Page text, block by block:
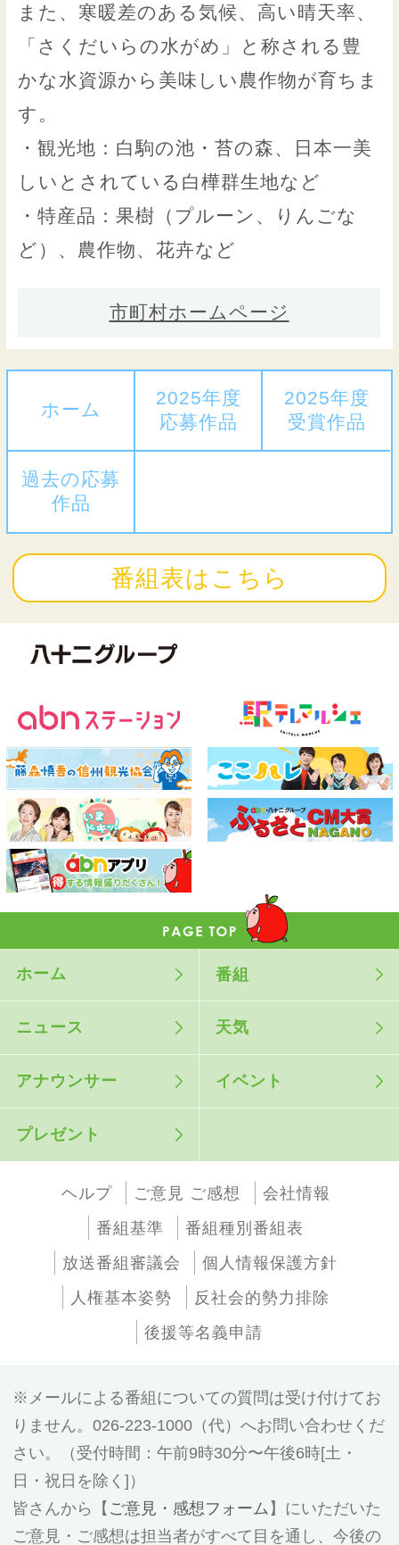
また、寒暖差のある気候、高い晴天率、
「さくだいらの水がめ」と称される豊
かな水資源から美味しい農作物が育ちま
す。
・観光地：白駒の池・苔の森、日本一美
しいとされている白樺群生地など
・特産品：果樹（プルーン、りんごな
ど）、農作物、花卉など
市町村ホームページ
ホーム
2025年度
応募作品
2025年度
受賞作品
過去の応募
作品
番組表はこちら
ホーム 番組
ニュース 天気
アナウンサー イベント
プレゼント
ヘルプ ご意見 ご感想
会社情報
番組基準
番組種別番組表
放送番組審議会
個人情報保護方針
人権基本姿勢
反社会的勢力排除
後援等名義申請
メールによる番組についての質問は受け付けてお
りません。026-223-1000（代）へお問い合わせくだ
さい。（受付時間：午前9時30分〜午後6時[土・
日・祝日を除く]）
皆さんから【 ご意見・感想フォーム 】にいただいた
ご意見・ご感想は担当者がすべて目を通し、今後の